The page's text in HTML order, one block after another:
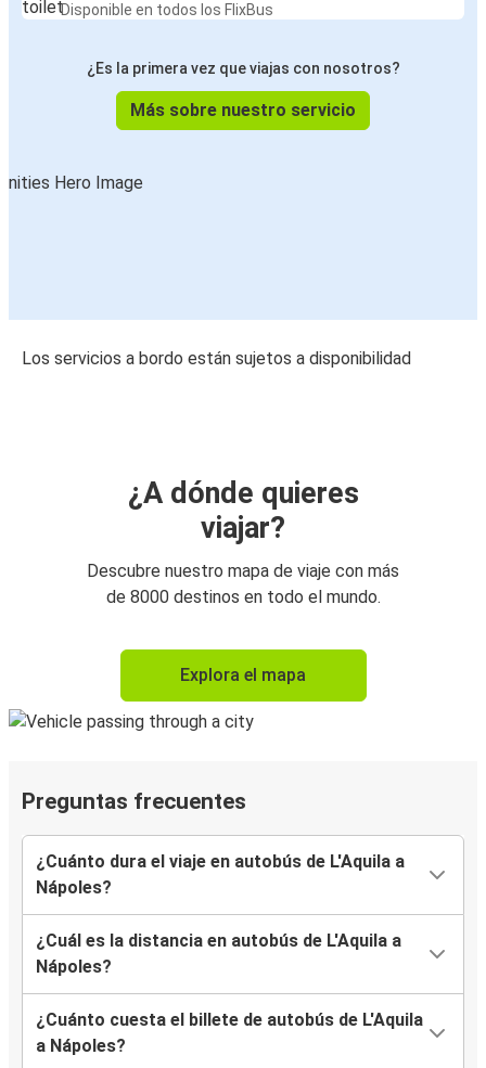
Disponible en todos los FlixBus
¿Es la primera vez que viajas con nosotros?
Más sobre nuestro servicio
Los servicios a bordo están sujetos a disponibilidad
¿A dónde quieres
viajar?
Descubre nuestro mapa de viaje con más
de 8000 destinos en todo el mundo.
Explora el mapa
Preguntas frecuentes
¿Cuánto dura el viaje en autobús de L'Aquila a
Nápoles?
¿Cuál es la distancia en autobús de L'Aquila a
Nápoles?
¿Cuánto cuesta el billete de autobús de L'Aquila
a Nápoles?